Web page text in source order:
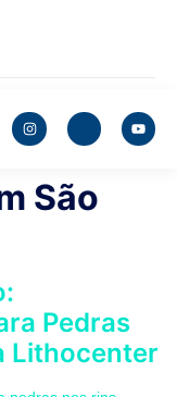
São
Pedras
Lithocenter